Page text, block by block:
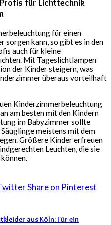
für Lichttechnik
für einen
sorgen kann, so gibt es in den
auch für kleine
Mit Tageslichtlampen
der Kinder steigern, was
überaus vorteilhaft
Kinderzimmerbeleuchtung
am besten mit den Kindern
im Babyzimmer sollte
meistens mit dem
Größere Kinder erfreuen
Leuchten, die sie
Share on Pinterest
aus Köln: Für ein